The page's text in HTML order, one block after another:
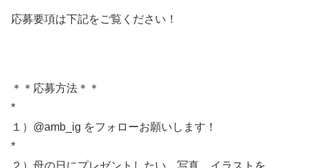
応募要項は下記をご覧ください！
＊＊応募方法＊＊
*
１）@amb_ig をフォローお願いします！
*